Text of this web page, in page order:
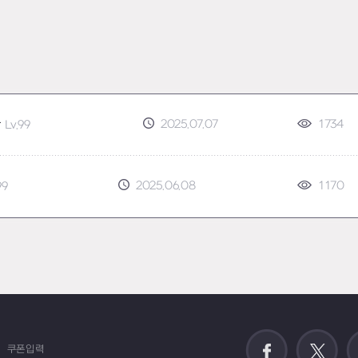
Lv.99 2025.07.07 1734
2025.06.08 1170
쿠폰입력